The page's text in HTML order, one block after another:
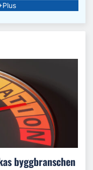
byggbranschen